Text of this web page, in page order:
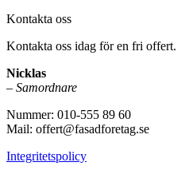
Kontakta oss
Kontakta oss idag för en fri offert.
Nicklas
– Samordnare
Nummer: 010-555 89 60
Mail: offert@fasadforetag.se
Integritetspolicy